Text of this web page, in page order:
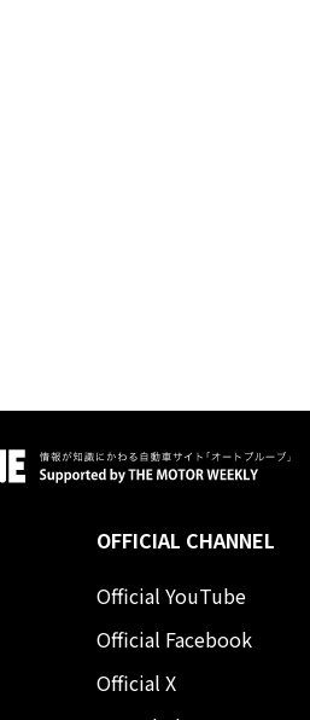
OFFICIAL CHANNEL
Official YouTube
Official Facebook
Official X